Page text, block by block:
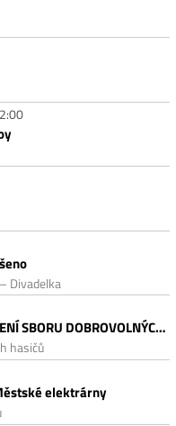
Divadelka
OSLAVY 90.VÝROČÍ ZALOŽENÍ SBORU DOBROVOLNÝCH HASIČŮ NOVÝ DVŮR
hasičů
elektrárny